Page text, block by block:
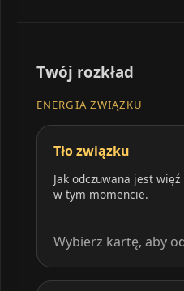
Twój rozkład
ENERGIA ZWIĄZKU
Tło związku
Jak odczuwana jest
w tym momencie.
Wybierz kartę, aby